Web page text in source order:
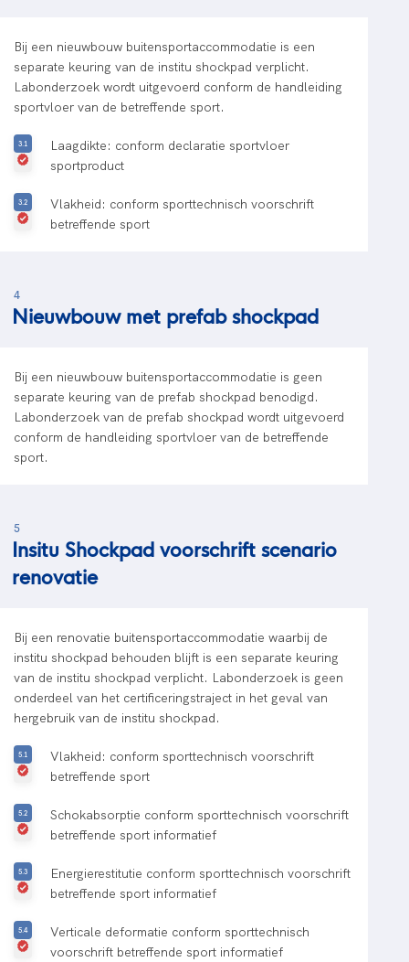
Bij een nieuwbouw buitensportaccommodatie is een
separate keuring van de institu shockpad verplicht.
Labonderzoek wordt uitgevoerd conform de handleiding
sportvloer van de betreffende sport.
Laagdikte: conform declaratie sportvloer
sportproduct
Vlakheid: conform sporttechnisch voorschrift
betreffende sport
4
Nieuwbouw met prefab shockpad
Bij een nieuwbouw buitensportaccommodatie is geen
separate keuring van de prefab shockpad benodigd.
Labonderzoek van de prefab shockpad wordt uitgevoerd
conform de handleiding sportvloer van de betreffende
sport.
5
Insitu Shockpad voorschrift scenario
renovatie
Bij een renovatie buitensportaccommodatie waarbij de
institu shockpad behouden blijft is een separate keuring
van de institu shockpad verplicht. Labonderzoek is geen
onderdeel van het certificeringstraject in het geval van
hergebruik van de institu shockpad.
Vlakheid: conform sporttechnisch voorschrift
betreffende sport
Schokabsorptie conform sporttechnisch voorschrift
betreffende sport informatief
Energierestitutie conform sporttechnisch voorschrift
betreffende sport informatief
Verticale deformatie conform sporttechnisch
voorschrift betreffende sport informatief